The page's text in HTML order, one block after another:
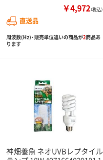
￥4,972（税込）
直送品
周波数(Hz)・販売単位違いの商品が2商品あ
ります
神畑養魚 ネオUVBレプタイル